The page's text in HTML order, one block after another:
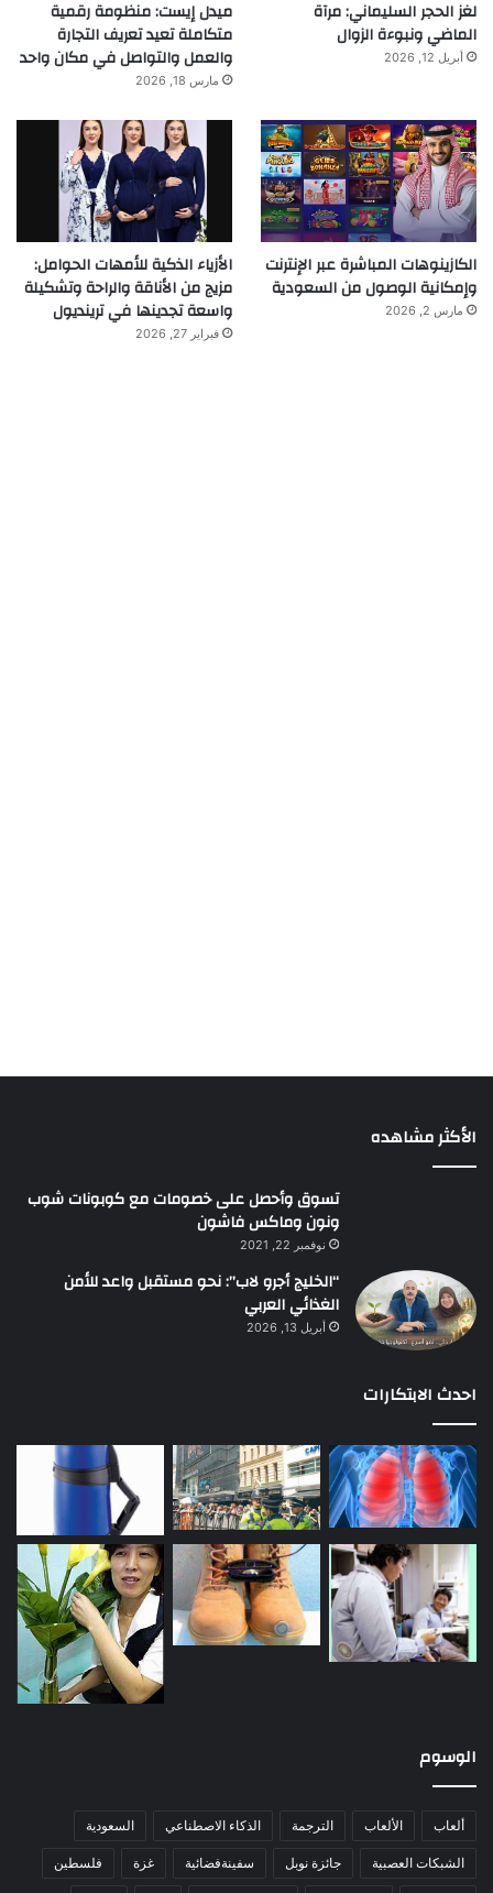
لغز الحجر السليماني: مرآة
الماضي ونبوءة الزوال
أبريل 12, 2026
ميدل إيست: منظومة رقمية
متكاملة تعيد تعريف التجارة
والعمل والتواصل في مكان واحد
مارس 18, 2026
الكازينوهات المباشرة عبر الإنترنت
وإمكانية الوصول من السعودية
مارس 2, 2026
الأزياء الذكية للأمهات الحوامل:
مزيج من الأناقة والراحة وتشكيلة
واسعة تجدينها في ترينديول
فبراير 27, 2026
الأكثر مشاهده
تسوق وأحصل على خصومات مع كوبونات شوب
ونون وماكس فاشون
نوفمبر 22, 2021
“الخليج أجرو لاب”: نحو مستقبل واعد للأمن
الغذائي العربي
أبريل 13, 2026
احدث الابتكارات
الوسوم
ألعاب الألعاب الترجمة الذكاء الاصطناعي السعودية
الشبكات العصبية جائزة نوبل سفينةفضائية غزة فلسطين